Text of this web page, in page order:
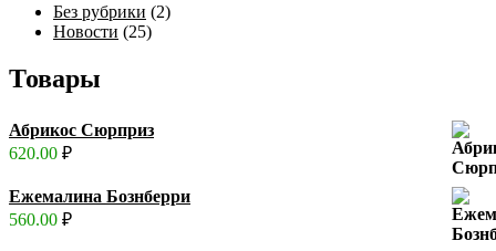
Без рубрики (2)
Новости (25)
Товары
Абрикос Сюрприз
620.00 ₽
Ежемалина Бознберри
560.00 ₽